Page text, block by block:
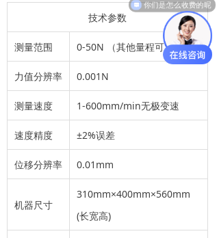
技术参数
测量范围 0-50N （其他量程可定制）
力值分辨率 0.001N
测量速度 1-600mm/min无极变速
速度精度 ±2%误差
位移分辨率 0.01mm
机器尺寸
310mm×400mm×560mm
(长宽高)
你们是怎么收费的呢